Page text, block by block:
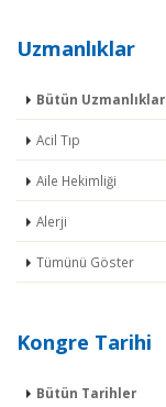
Uzmanlıklar
Bütün Uzmanlıklar
Acil Tıp
Aile Hekimliği
Alerji
Tümünü Göster
Kongre Tarihi
Bütün Tarihler